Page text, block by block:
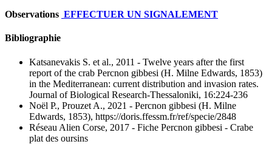
Observations EFFECTUER UN SIGNALEMENT
Bibliographie
Katsanevakis S. et al., 2011 - Twelve years after the first
report of the crab Percnon gibbesi (H. Milne Edwards, 1853)
in the Mediterranean: current distribution and invasion rates.
Journal of Biological Research-Thessaloniki, 16:224-236
Noël P., Prouzet A., 2021 - Percnon gibbesi (H. Milne
Edwards, 1853), https://doris.ffessm.fr/ref/specie/2848
Réseau Alien Corse, 2017 - Fiche Percnon gibbesi - Crabe
plat des oursins